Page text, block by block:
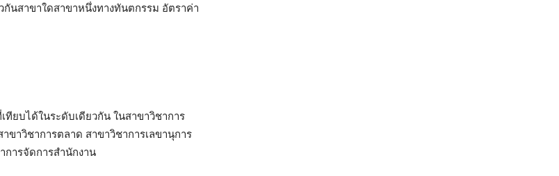
นสาขาใดสาขาหนึ่งทางทันตกรรม อัตราค่า
บได้ในระดับเดียวกัน ในสาขาวิชาการ
ขาวิชาการตลาด สาขาวิชาการเลขานุการ
การจัดการสำนักงาน